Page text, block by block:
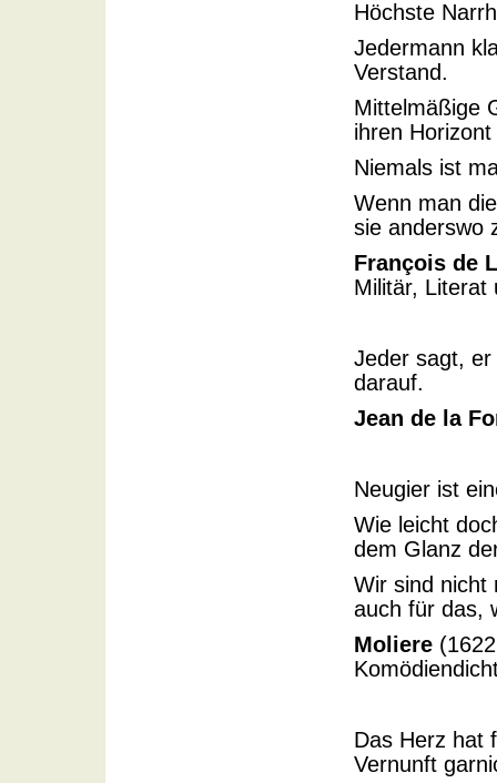
Höchste
Jedermann
Verstand.
Mittelmäßige
ihren
Niemals ist
Wenn man
sie anderswo
François de
Militär, Literat
Jeder sagt,
darauf.
Jean de la
Neugier ist
Wie leicht
dem Glanz
Wir sind nicht
auch für das,
Moliere
Das Herz hat
Vernunft